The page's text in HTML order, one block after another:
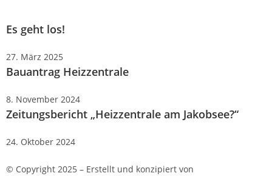
Es geht los!
27. März 2025
Bauantrag Heizzentrale
8. November 2024
Zeitungsbericht „Heizzentrale am Jakobsee?“
24. Oktober 2024
© Copyright 2025 – Erstellt und konzipiert von